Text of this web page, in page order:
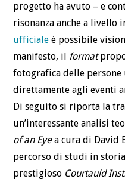
CONTATTI
progetto ha avuto – e
risonanza anche a livello
ufficiale è possibile
manifesto, il format
fotografica delle persone
direttamente agli eventi
Di seguito si riporta la
un’interessante analisi
of an Eyea cura di David
percorso di studi in storia
prestigioso Courtauld